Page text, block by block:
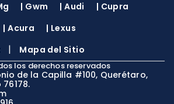
| Gwm |Audi | Cupra
|Acura | Lexus
| Mapa del Sitio
los derechos reservados
de la Capilla #100, Querétaro,